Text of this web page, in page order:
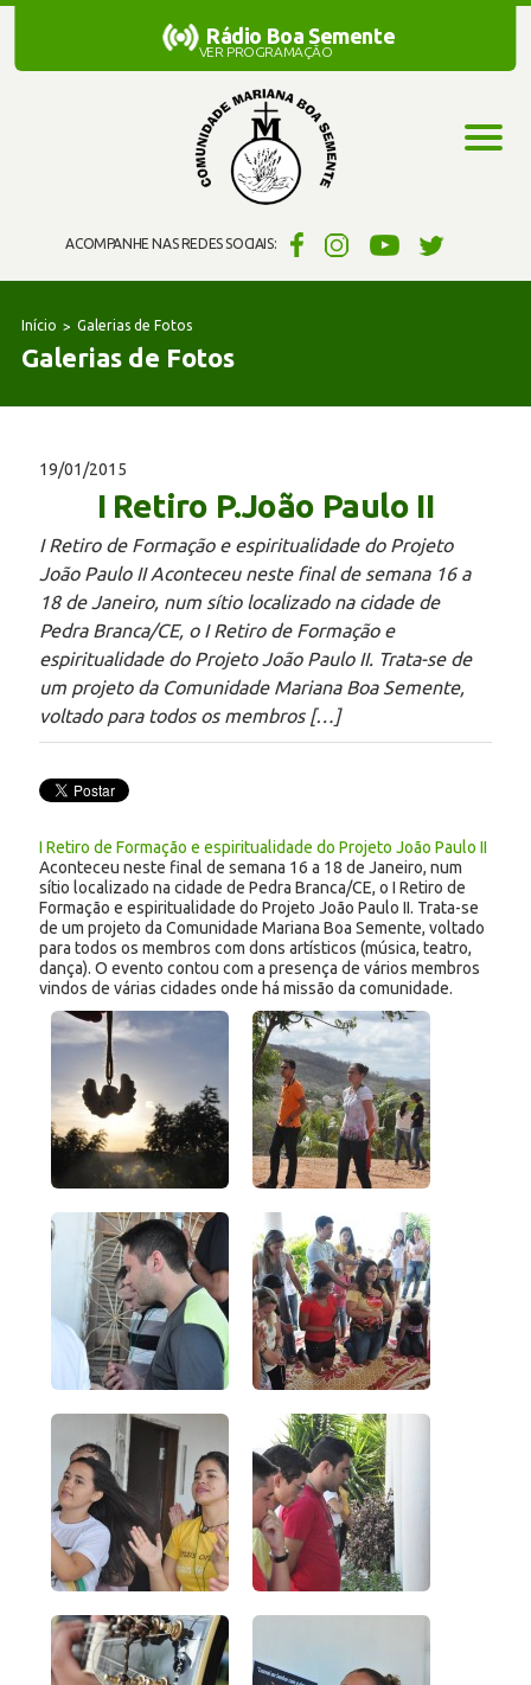
ACOMPANHE NAS REDES SOCIAIS:
Rádio Boa Semente
Rádio Boa Semente
VER PROGRAMAÇÃO
Início Galerias de Fotos
Galerias de Fotos
19/01/2015
I Retiro P.João Paulo II
I Retiro de Formação e espiritualidade do Projeto
João Paulo II Aconteceu neste final de semana 16 a
18 de Janeiro, num sítio localizado na cidade de
Pedra Branca/CE, o I Retiro de Formação e
espiritualidade do Projeto João Paulo II. Trata-se de
um projeto da Comunidade Mariana Boa Semente,
voltado para todos os membros […]
I Retiro de Formação e espiritualidade do Projeto João Paulo II
Aconteceu neste final de semana 16 a 18 de Janeiro, num
sítio localizado na cidade de Pedra Branca/CE, o I Retiro de
Formação e espiritualidade do Projeto João Paulo II. Trata-se
de um projeto da Comunidade Mariana Boa Semente, voltado
para todos os membros com dons artísticos (música, teatro,
dança). O evento contou com a presença de vários membros
vindos de várias cidades onde há missão da comunidade.